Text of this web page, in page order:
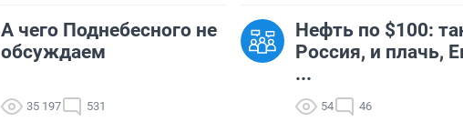
А чего Поднебесного не
обсуждаем
35 197 531
Нефть по $100:
Россия, и плачь,
...
54 46